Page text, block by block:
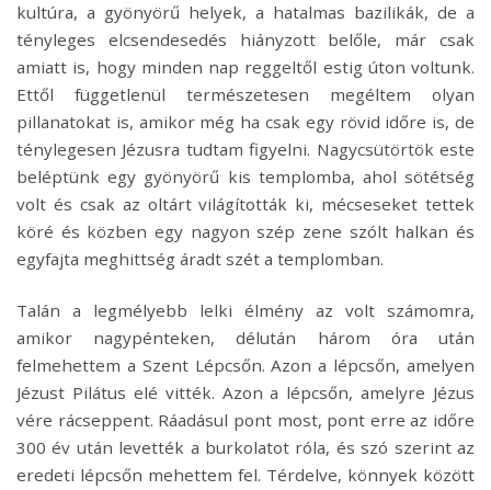
kultúra, a gyönyörű helyek, a hatalmas bazilikák, de a
tényleges elcsendesedés hiányzott belőle, már csak
amiatt is, hogy minden nap reggeltől estig úton voltunk.
Ettől függetlenül természetesen megéltem olyan
pillanatokat is, amikor még ha csak egy rövid időre is, de
ténylegesen Jézusra tudtam figyelni. Nagycsütörtök este
beléptünk egy gyönyörű kis templomba, ahol sötétség
volt és csak az oltárt világították ki, mécseseket tettek
köré és közben egy nagyon szép zene szólt halkan és
egyfajta meghittség áradt szét a templomban.
Talán a legmélyebb lelki élmény az volt számomra,
amikor nagypénteken, délután három óra után
felmehettem a Szent Lépcsőn. Azon a lépcsőn, amelyen
Jézust Pilátus elé vitték. Azon a lépcsőn, amelyre Jézus
vére rácseppent. Ráadásul pont most, pont erre az időre
300 év után levették a burkolatot róla, és szó szerint az
eredeti lépcsőn mehettem fel. Térdelve, könnyek között